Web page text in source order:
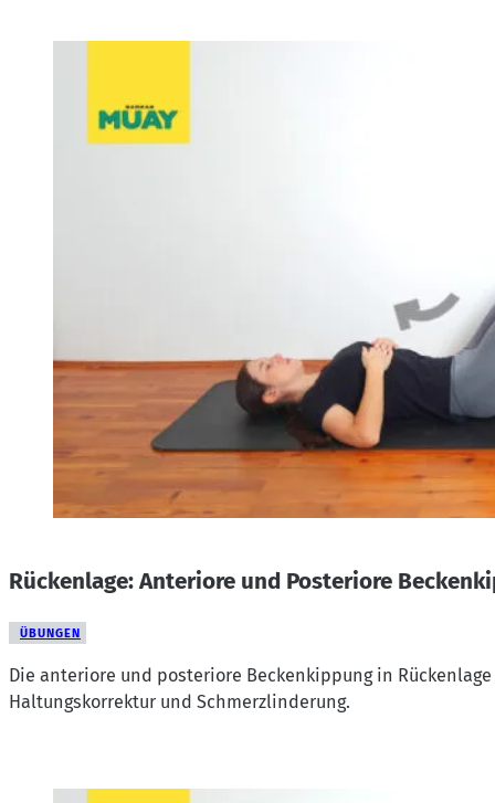
Rückenlage: Anteriore und Posteriore
ÜBUNGEN
Die anteriore und posteriore Beckenkippung in
Haltungskorrektur und Schmerzlinderung.